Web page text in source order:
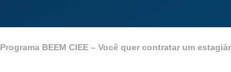
Programa BEEM CIEE – Você quer contratar um